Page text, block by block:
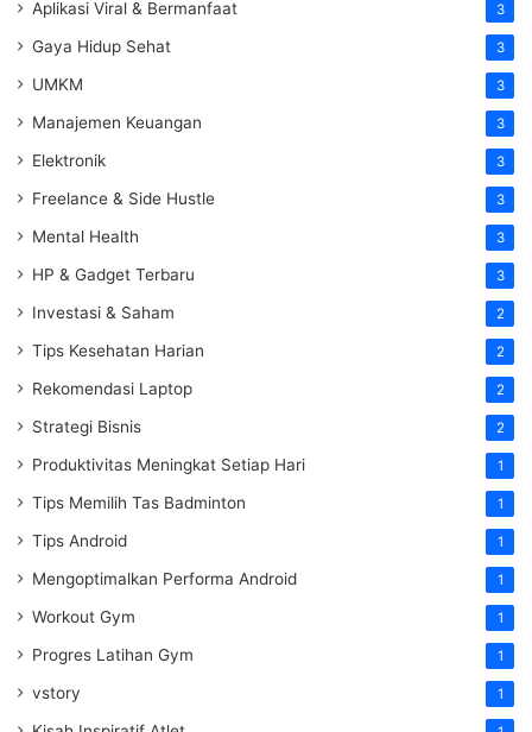
Aplikasi Viral & Bermanfaat 3
Gaya Hidup Sehat 3
UMKM 3
Manajemen Keuangan 3
Elektronik 3
Freelance & Side Hustle 3
Mental Health 3
HP & Gadget Terbaru 3
Investasi & Saham 2
Tips Kesehatan Harian 2
Rekomendasi Laptop 2
Strategi Bisnis 2
Produktivitas Meningkat Setiap Hari 1
Tips Memilih Tas Badminton 1
Tips Android 1
Mengoptimalkan Performa Android 1
Workout Gym 1
Progres Latihan Gym 1
vstory 1